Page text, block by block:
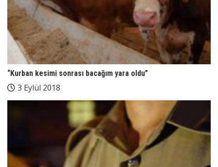
“Kurban kesimi sonrası bacağım yara oldu”
3 Eylül 2018